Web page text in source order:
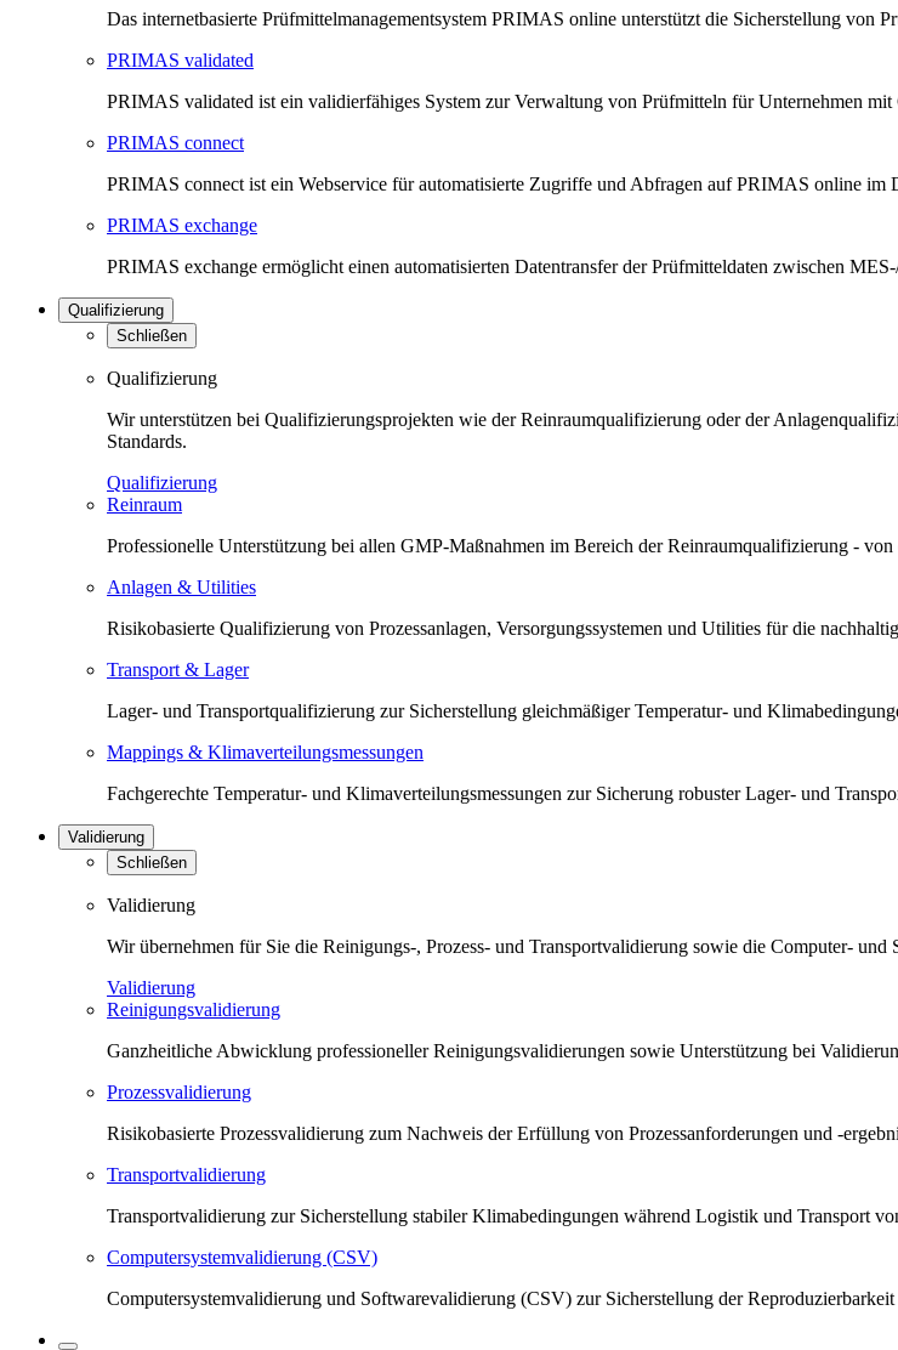
Das internetbasierte Prüfmittelmanagementsystem PRIMAS online unterstützt die Sicherstellung von
PRIMAS validated
PRIMAS validated ist ein validierfähiges System zur Verwaltung von Prüfmitteln für Unternehmen
PRIMAS connect
PRIMAS connect ist ein Webservice für automatisierte Zugriffe und Abfragen auf PRIMAS online im
PRIMAS exchange
PRIMAS exchange ermöglicht einen automatisierten Datentransfer der Prüfmitteldaten zwischen
Qualifizierung
Schließen
Qualifizierung
Wir unterstützen bei Qualifizierungsprojekten wie der Reinraumqualifizierung oder der
Standards.
Qualifizierung
Reinraum
Professionelle Unterstützung bei allen GMP-Maßnahmen im Bereich der Reinraumqualifizierung -
Anlagen & Utilities
Risikobasierte Qualifizierung von Prozessanlagen, Versorgungssystemen und Utilities für die
Transport & Lager
Lager- und Transportqualifizierung zur Sicherstellung gleichmäßiger Temperatur- und
Mappings & Klimaverteilungsmessungen
Fachgerechte Temperatur- und Klimaverteilungsmessungen zur Sicherung robuster Lager- und
Validierung
Schließen
Validierung
Wir übernehmen für Sie die Reinigungs-, Prozess- und Transportvalidierung sowie die Computer-
Validierung
Reinigungsvalidierung
Ganzheitliche Abwicklung professioneller Reinigungsvalidierungen sowie Unterstützung bei
Prozessvalidierung
Risikobasierte Prozessvalidierung zum Nachweis der Erfüllung von Prozessanforderungen und -
Transportvalidierung
Transportvalidierung zur Sicherstellung stabiler Klimabedingungen während Logistik und Transport
Computersystemvalidierung (CSV)
Computersystemvalidierung und Softwarevalidierung (CSV) zur Sicherstellung der